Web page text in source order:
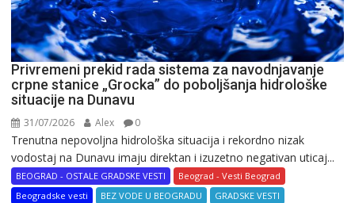
Privremeni prekid rada sistema za navodnjavanje
crpne stanice „Grocka” do poboljšanja hidrološke
situacije na Dunavu
31/07/2026 Alex 0
Trenutna nepovoljna hidrološka situacija i rekordno nizak
vodostaj na Dunavu imaju direktan i izuzetno negativan uticaj...
BEOGRAD - OSTALE GRADSKE VESTI
Beograd - Vesti Beograd
Beogradske vesti
BEZ VODE U BEOGRADU
GRADSKE VESTI